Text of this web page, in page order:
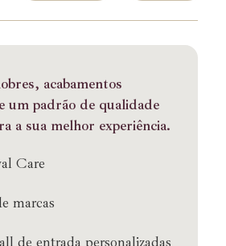
acabamentos
um padrão de qualidade
a sua melhor experiência.
Care
marcas